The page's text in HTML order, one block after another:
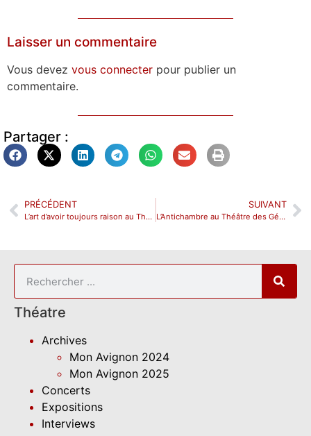
Théatre
Archives
Mon Avignon 2024
Mon Avignon 2025
Concerts
Expositions
Interviews
Laisser un commentaire
Vous devez vous connecter pour publier un
commentaire.
Partager :
PRÉCÉDENT
L’art d’avoir toujours raison au Théâtre Tristan Bernard
SUIVANT
L’Antichambre au Théâtre des Gémeaux Parisiens